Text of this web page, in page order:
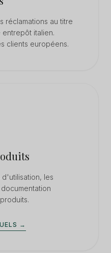
réclamations au titre
italien.
clients européens.
les
→